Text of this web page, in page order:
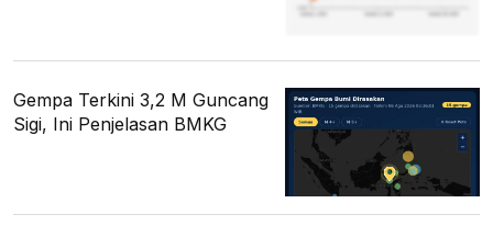
Gempa Terkini 3,2 M Guncang
Sigi, Ini Penjelasan BMKG